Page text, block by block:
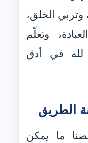
وتربي الخلق،
وتعلّم
لله في أدق
الطريق
ما يمكن